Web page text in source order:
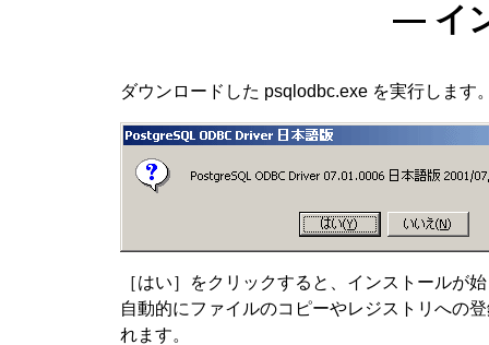
― イ
ダウンロードした psqlodbc.exe を実行しま
［はい］をクリックすると、インストールが
自動的にファイルのコピーやレジストリへの
れます。